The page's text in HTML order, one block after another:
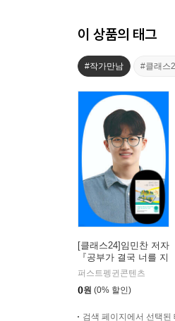
이 상품의 태그
#작가만남 #클래스
[클래스24]임민찬 저자
『공부가 결국 너를 지
켜줄 거야』온라인 북토
퍼스트펭귄콘텐츠
0원 (0% 할인)
검색 페이지에서 선택